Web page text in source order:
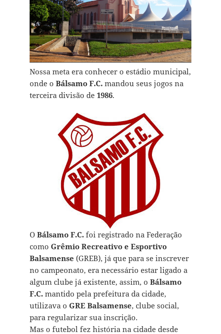
Nossa meta era conhecer o estádio municipal,
onde o Bálsamo F.C.mandou seus jogos na
terceira divisão de 1986.
OBálsamo F.C.foi registrado na Federação
como Grêmio Recreativo e Esportivo
Balsamense (GREB), já que para se inscrever
no campeonato, era necessário estar ligado a
algum clube já existente, assim, o Bálsamo
F.C.mantido pela prefeitura da cidade,
utilizava o GRE Balsamense, clube social,
para regularizar sua inscrição.
Mas o futebol fez história na cidade desde